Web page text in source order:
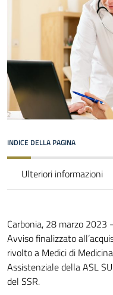
INDICE DELLA PAGINA
Ulteriori informazioni
Carbonia, 28 marzo 2023
Avviso finalizzato
rivolto a Medici di
Assistenziale della ASL
del SSR.